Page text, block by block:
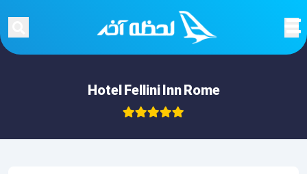
Hotel Fellini Inn Rome